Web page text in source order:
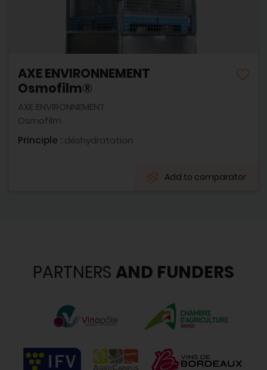
AXE ENVIRONNEMENT
Osmofilm®
AXE ENVIRONNEMENT
Osmofilm
Principle : déshydratation
Add to comparator
PARTNERS AND FUNDERS